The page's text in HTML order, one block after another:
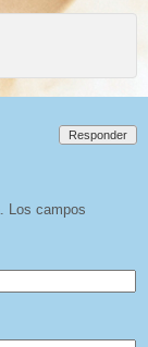
Responder
Los campos